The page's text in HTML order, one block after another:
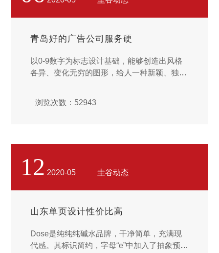
青岛好的广告公司服务硬
以0-9数字为标志设计基础，能够创造出风格
各异、变化无穷的图形，给人一种新颖、独特
动等而设计的。记忆的深刻性。在现代社会
如：555牌香烟、999感冒灵等。...
浏览次数：52943
12 2020-05 圭谷动态
山东单页设计性价比高
Dose是纯纯纯碱水品牌，干净简单，充满现
代感。其标识简约，字母“e”中加入了抽象预